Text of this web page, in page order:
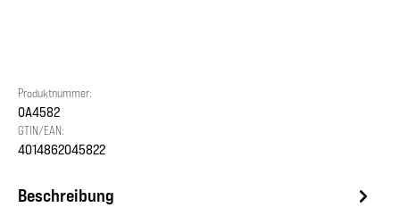
Produktnummer:
OA4582
GTIN/EAN:
4014862045822
Beschreibung